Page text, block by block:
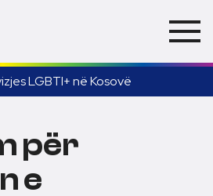
LGBTI+ në Kosovë
për
e